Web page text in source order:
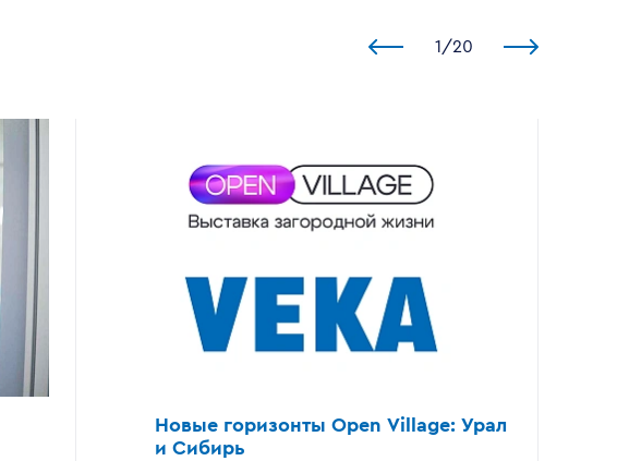
1 /20
Новые горизонты Open Village: Урал
и Сибирь